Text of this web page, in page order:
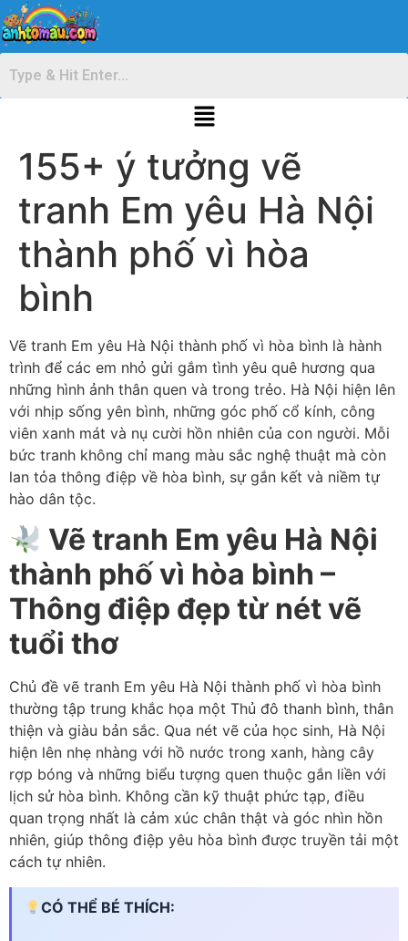
155+ ý tưởng vẽ
tranh Em yêu Hà Nội
thành phố vì hòa
bình
Vẽ tranh Em yêu Hà Nội thành phố vì hòa bình là hành
trình để các em nhỏ gửi gắm tình yêu quê hương qua
những hình ảnh thân quen và trong trẻo. Hà Nội hiện lên
với nhịp sống yên bình, những góc phố cổ kính, công
viên xanh mát và nụ cười hồn nhiên của con người. Mỗi
bức tranh không chỉ mang màu sắc nghệ thuật mà còn
lan tỏa thông điệp về hòa bình, sự gắn kết và niềm tự
hào dân tộc.
Vẽ tranh Em yêu Hà Nội
thành phố vì hòa bình –
Thông điệp đẹp từ nét vẽ
tuổi thơ
Chủ đề vẽ tranh Em yêu Hà Nội thành phố vì hòa bình
thường tập trung khắc họa một Thủ đô thanh bình, thân
thiện và giàu bản sắc. Qua nét vẽ của học sinh, Hà Nội
hiện lên nhẹ nhàng với hồ nước trong xanh, hàng cây
rợp bóng và những biểu tượng quen thuộc gắn liền với
lịch sử hòa bình. Không cần kỹ thuật phức tạp, điều
quan trọng nhất là cảm xúc chân thật và góc nhìn hồn
nhiên, giúp thông điệp yêu hòa bình được truyền tải một
cách tự nhiên.
CÓ THỂ BÉ THÍCH: